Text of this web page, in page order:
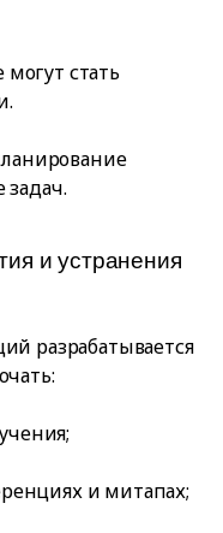
стать
и устранения
разрабатывается
и митапах;